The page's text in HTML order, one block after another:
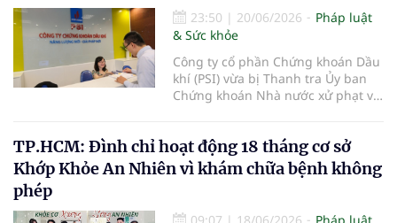
23:50 | 20/06/2026
Pháp luật
& Sức khỏe
Công ty cổ phần Chứng khoán Dầu
khí (PSI) vừa bị Thanh tra Ủy ban
Chứng khoán Nhà nước xử phạt vi
khoán.
TP.HCM: Đình chỉ hoạt động 18 tháng cơ sở
Khớp Khỏe An Nhiên vì khám chữa bệnh không
phép